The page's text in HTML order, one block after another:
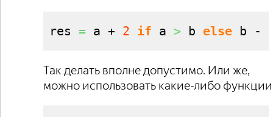
res = a + 2 if a > b else b -
Так делать вполне допустимо. Или же,
можно использовать какие-либо